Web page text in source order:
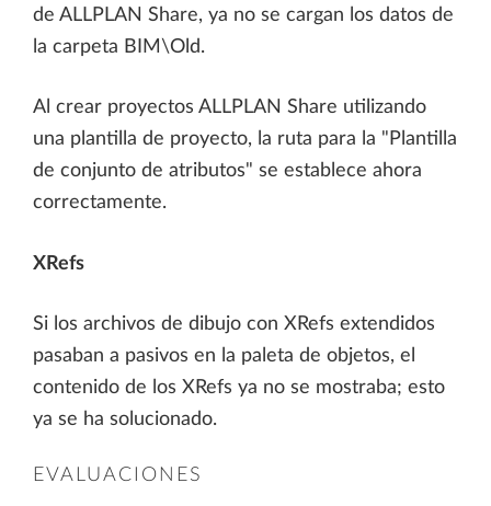
de ALLPLAN Share, ya no se cargan los datos de
la carpeta BIM\Old.
Al crear proyectos ALLPLAN Share utilizando
una plantilla de proyecto, la ruta para la "Plantilla
de conjunto de atributos" se establece ahora
correctamente.
XRefs
Si los archivos de dibujo con XRefs extendidos
pasaban a pasivos en la paleta de objetos, el
contenido de los XRefs ya no se mostraba; esto
ya se ha solucionado.
EVALUACIONES